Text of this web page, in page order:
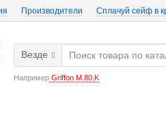
Производители Cплачуй сейф в
Везде
Например Griffon M.80.K